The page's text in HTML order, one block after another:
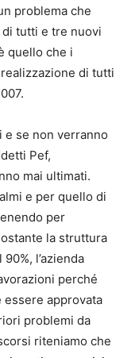
problema che
tutti e tre nuovi
quello che i
di tutti
e se non verranno
Pef,
mai ultimati.
e per quello di
per
la struttura
l’azienda
perché
approvata
problemi da
riteniamo che